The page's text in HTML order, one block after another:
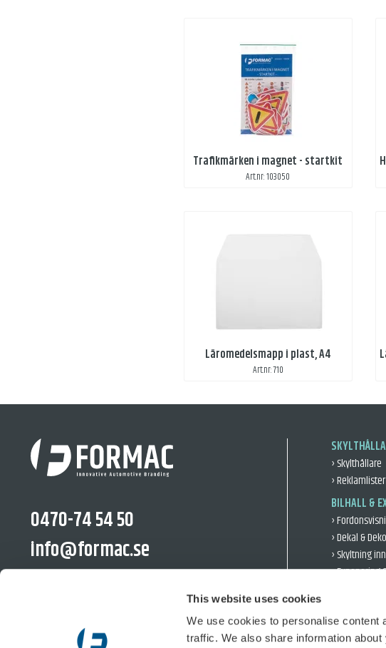
This website uses cookies
We use cookies to personalise content
traffic. We also share information
Trafikmärken i magnet - startkit
Art.nr: 103050
Läromedelsmapp i plast, A4
Art.nr: 710
0470-74 54 50
info@formac.se
linkedin.com/company/formac-se/
› Skylthållare
› Reklamlister
BILHALL &
›
› Dekal &
› Skyltning
› Exponering
›